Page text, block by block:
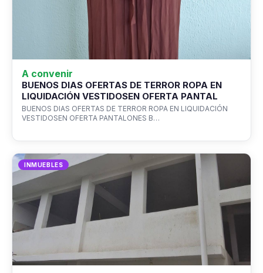
A convenir
BUENOS DIAS OFERTAS DE TERROR ROPA EN
LIQUIDACIÓN VESTIDOSEN OFERTA PANTAL
BUENOS DIAS OFERTAS DE TERROR ROPA EN LIQUIDACIÓN
VESTIDOSEN OFERTA PANTALONES B…
INMUEBLES